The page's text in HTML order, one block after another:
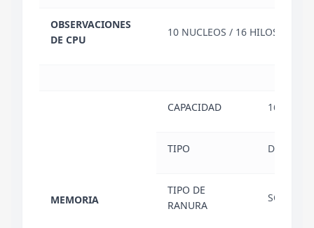
OBSERVACIONES
DE CPU
10 NUCLEOS / 16 HILOS
MEMORIA
CAPACIDAD 16 GB
TIPO DDR5
TIPO DE
RANURA
SO-DIMM